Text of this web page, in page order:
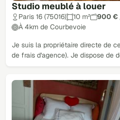
Studio meublé à louer
Paris 16 (75016) 10 m²
900 €
À 4km de Courbevoie
Je suis la propriétaire directe de
de frais d'agence). Je dispose de